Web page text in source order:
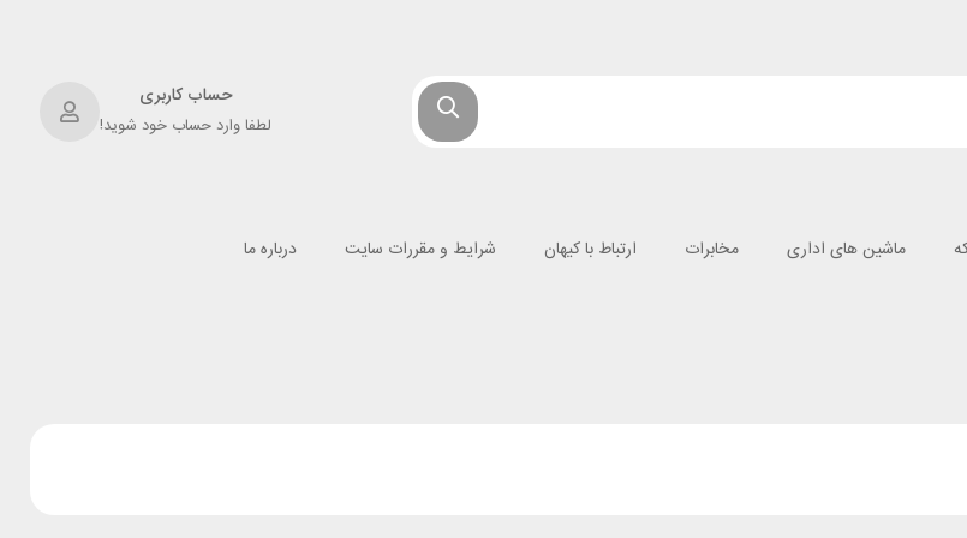
حساب کاربری
لطفا وارد حساب خود شوید!
ماشین های اداری مخابرات ارتباط با کیهان شرایط و مقررات سایت
درباره ما